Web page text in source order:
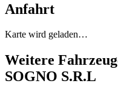
Anfahrt
Karte wird geladen…
Weitere
SOGNO S.R.L